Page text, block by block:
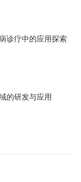
诊疗中的应用探索
的研发与应用